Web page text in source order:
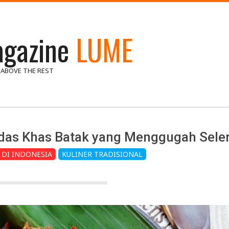
LUME
THE REST
Khas Batak yang Menggugah
DI INDONESIA KULINER TRADISIONAL